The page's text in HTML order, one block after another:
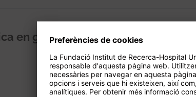
en ginecologia